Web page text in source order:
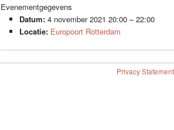
Evenementgegevens
Datum: 4 november 2021 20:00 –22:00
Locatie: Europoort Rotterdam
Privacy Statement